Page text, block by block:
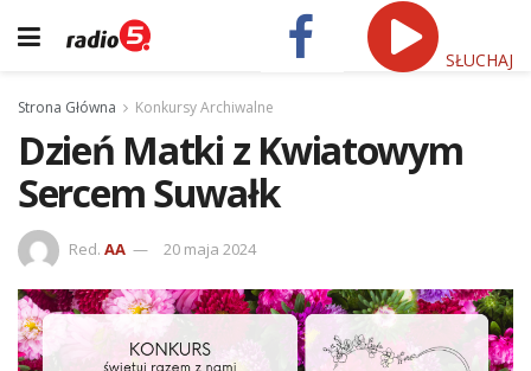
SŁUCHAJ
Strona Główna Konkursy Archiwalne
Dzień Matki z Kwiatowym
Sercem Suwałk
Red. AA 20 maja 2024